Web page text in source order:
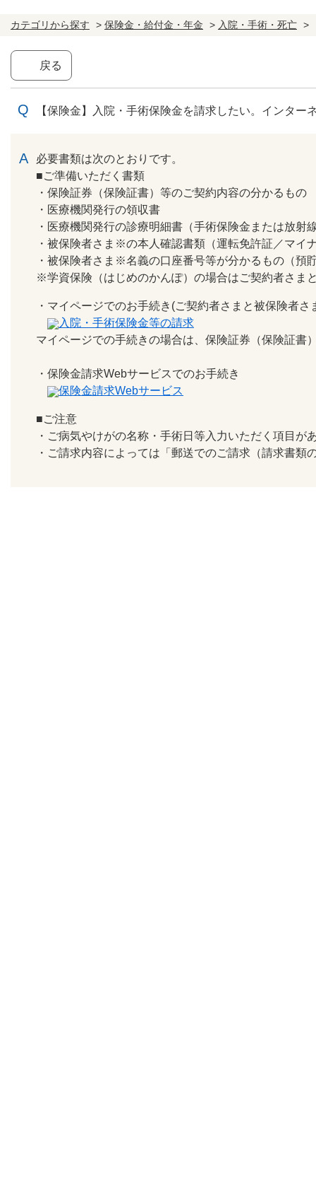
カテゴリから探す > 保険金・給付金・年金 > 入院・手術・死亡 >
戻る
【保険金】入院・手術保険金を請求したい。インタ
必要書類は次のとおりです。
■ご準備いただく書類
・保険証券（保険証書）等のご契約内容の分かるもの
・医療機関発行の領収書
・医療機関発行の診療明細書（手術保険金または放射
・被保険者さま※の本人確認書類（運転免許証／マイ
・被保険者さま※名義の口座番号等が分かるもの（預
※学資保険（はじめのかんぽ）の場合はご契約者さま
・マイページでのお手続き(ご契約者さまと被保険者
入院・手術保険金等の請求
マイページでの手続きの場合は、保険証券（保険証書
・保険金請求Webサービスでのお手続き
保険金請求Webサービス
■ご注意
・ご病気やけがの名称・手術日等入力いただく項目が
・ご請求内容によっては「郵送でのご請求（請求書